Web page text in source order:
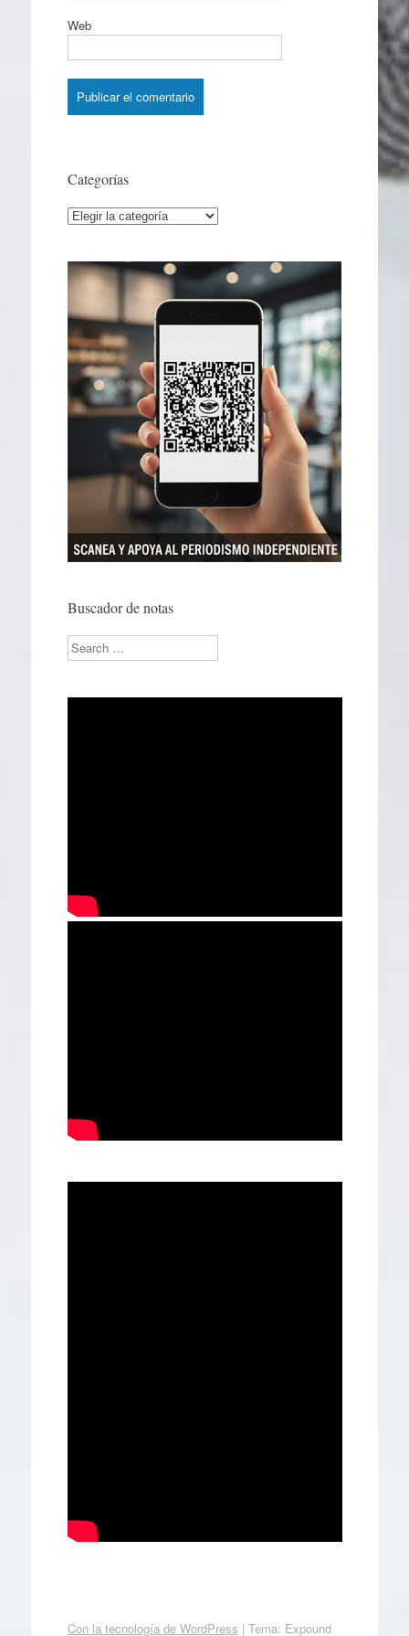
Web
Categorías
Categorías
Buscador de notas
Search
Con la tecnología de WordPress | Tema: Expound